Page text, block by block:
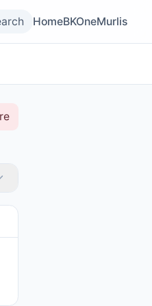
HomeBKOneMurlis